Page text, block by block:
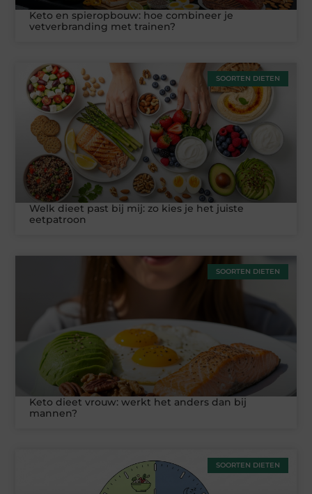
Keto en spieropbouw: hoe combineer je
vetverbranding met trainen?
SOORTEN DIETEN
Welk dieet past bij mij: zo kies je het juiste
eetpatroon
SOORTEN DIETEN
Keto dieet vrouw: werkt het anders dan bij
mannen?
SOORTEN DIETEN